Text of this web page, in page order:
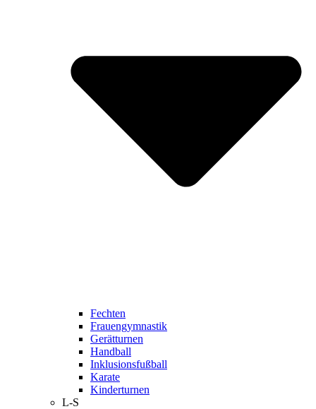
Fechten
Frauengymnastik
Gerätturnen
Handball
Inklusionsfußball
Karate
Kinderturnen
L-S